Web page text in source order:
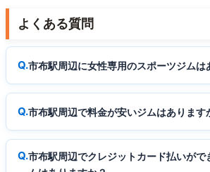
よくある質問
市布駅周辺に女性専用のスポーツジムは
市布駅周辺で料金が安いジムはあります
市布駅周辺でクレジットカード払いがで